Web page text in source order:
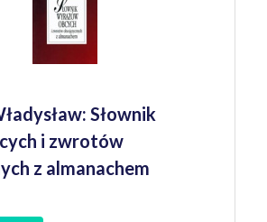
Słownik
i zwrotów
z almanachem